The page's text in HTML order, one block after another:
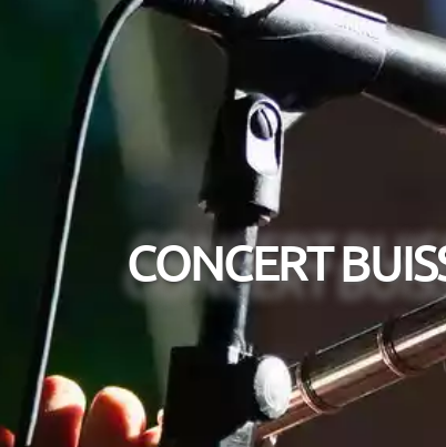
CONCERT